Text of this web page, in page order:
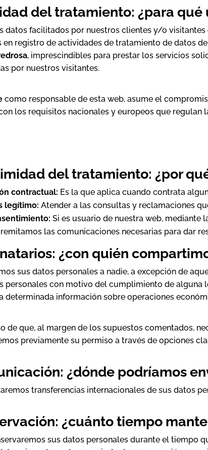
del tratamiento: ¿para qué
datos facilitados por nuestros clientes y/o
en registro de actividades de tratamiento de datos
, imprescindibles para prestar los servicios
por nuestros visitantes.
como responsable de esta web, asume el
los requisitos nacionales y europeos que regulan
del tratamiento: ¿por
contractual: Es la que aplica cuando contrata
legítimo: Atender a las consultas y reclamaciones
Si es usuario de nuestra web,
las comunicaciones necesarias para dar
¿con quién
sus datos personales a nadie, a excepción de
personales con motivo del cumplimiento de alguna
determinada información sobre operaciones
de que, al margen de los supuestos comentados,
previamente su permiso a través de opciones
¿dónde podríamos
transferencias internacionales de sus datos
¿cuánto tiempo
sus datos personales durante el tiempo